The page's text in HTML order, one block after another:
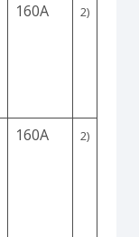
160A 2)
160A 2)